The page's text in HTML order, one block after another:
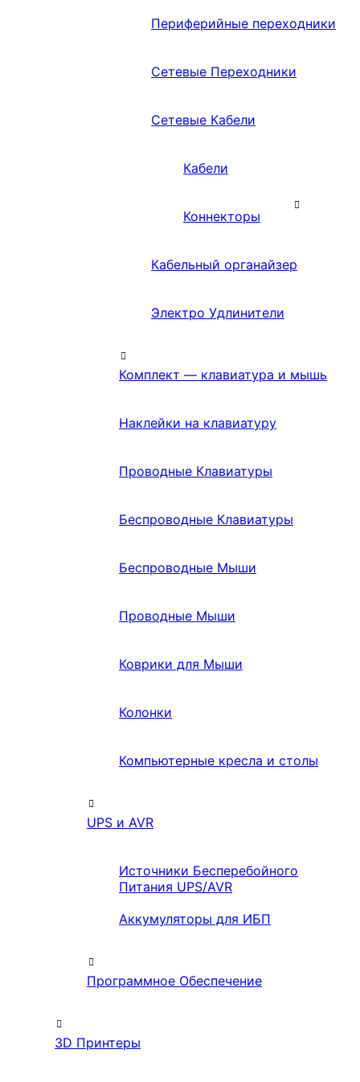
Периферийные переходники
Сетевые Переходники
Сетевые Кабели
Кабели
Коннекторы
Кабельный органайзер
Электро Удлинители
Комплект — клавиатура и мышь
Наклейки на клавиатуру
Проводные Клавиатуры
Беспроводные Клавиатуры
Беспроводные Мыши
Проводные Мыши
Коврики для Мыши
Колонки
Компьютерные кресла и столы
UPS и AVR
Источники Бесперебойного
Питания UPS/AVR
Аккумуляторы для ИБП
Программное Обеспечение
3D Принтеры